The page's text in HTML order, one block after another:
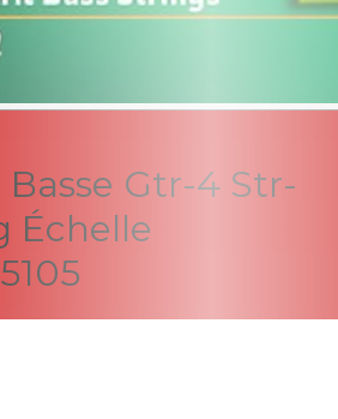
Basse Gtr-4 Str-
Échelle